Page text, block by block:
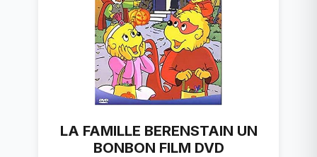
LA FAMILLE BERENSTAIN UN
BONBON FILM DVD